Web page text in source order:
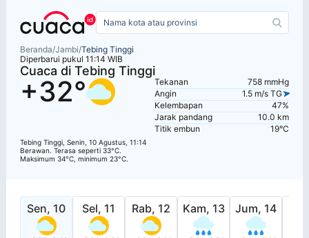
Beranda/Jambi/Tebing Tinggi
Diperbarui pukul 11:14 WIB
Cuaca di Tebing Tinggi
+32°
Tebing Tinggi, Senin, 10 Agustus, 11:14
Berawan. Terasa seperti 33°C.
Maksimum 34°C, minimum 23°C.
Tekanan
758 mmHg
Angin
1.5 m/s TG
Kelembapan
47%
Jarak pandang
10.0 km
Titik embun
19°C
Sen, 10 Sel, 11 Rab, 12 Kam, 13 Jum, 14